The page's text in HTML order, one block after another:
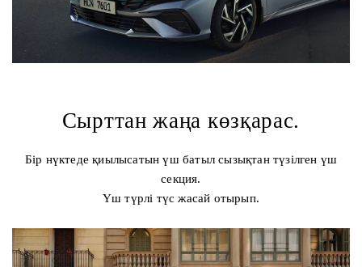
Сырттан жаңа көзқарас.
Бір нүктеде қиылысатын үш батыл сызықтан түзілген үш
секция.
Үш түрлі түс жасай отырып.